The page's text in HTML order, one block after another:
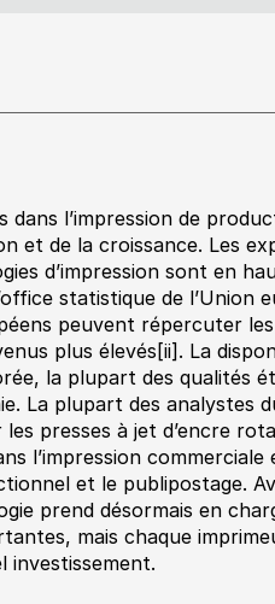
dans l’impression de
et de la croissance. Les
d’impression sont en
statistique de l’Union
peuvent répercuter
plus élevés[ii]. La
la plupart des qualités
La plupart des analystes
presses à jet d’encre
l’impression
et le publipostage.
prend désormais en
mais chaque
investissement.